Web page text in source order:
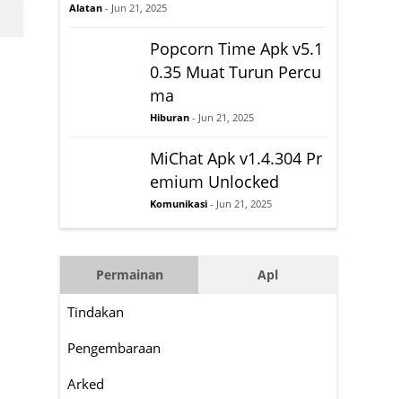
Alatan - Jun 21, 2025
Popcorn Time Apk v5.1
0.35 Muat Turun Percu
ma
Hiburan - Jun 21, 2025
MiChat Apk v1.4.304 Pr
emium Unlocked
Komunikasi - Jun 21, 2025
Permainan Apl
Tindakan
Pengembaraan
Arked